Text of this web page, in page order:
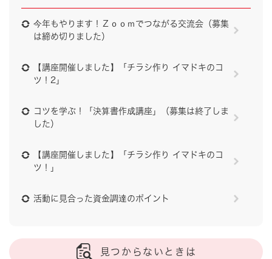
今年もやります！Ｚｏｏｍでつながる交流会（募集
は締め切りました）
【講座開催しました】「チラシ作り イマドキのコ
ツ！2」
コツを学ぶ！「決算書作成講座」（募集は終了しま
した）
【講座開催しました】「チラシ作り イマドキのコ
ツ！」
活動に見合った資金調達のポイント
見つからないときは